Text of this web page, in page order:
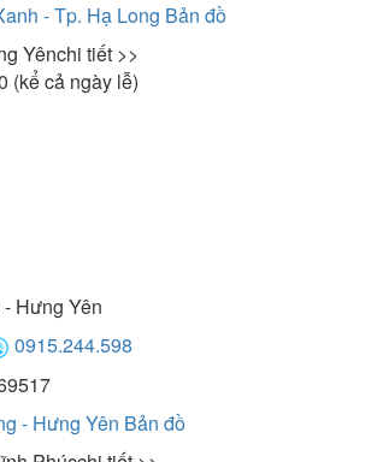
hút mùi đảo Arber AB-900T
kính cong
hợp với nhiều không gian bếp hiện
- Tp. Hạ Long Bản đồ
Yênchi tiết >>
(kể cả ngày lễ)
Hưng Yên
0915.244.598
- Hưng Yên Bản đồ